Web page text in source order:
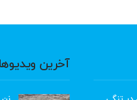
آخرین ویدیوها